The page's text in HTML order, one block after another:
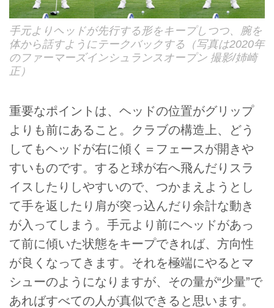
手元よりヘッドが先行する形をキープしつつ、腕を
体から話すようにテークバックする（写真は2020年
のファーマーズインシュランスオープン 撮影/姉崎
正）
重要なポイントは、ヘッドの位置がグリップ
よりも前にあること。クラブの構造上、どう
してもヘッドが右に傾く＝フェースが開きや
すいものです。すると球が右へ飛んだりスラ
イスしたりしやすいので、つかまえようとし
て手を返したり肩が突っ込んだり余計な動き
が入ってしまう。手元より前にヘッドがあっ
て前に傾いた状態をキープできれば、方向性
が良くなってきます。それを極端にやるとマ
シューのようになりますが、その量が“少量”で
あればすべての人が真似できると思います。